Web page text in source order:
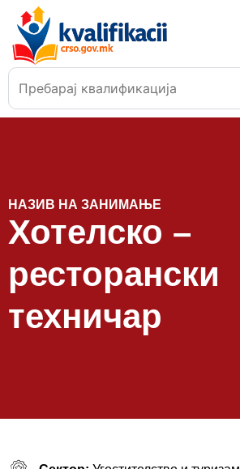
НАЗИВ НА ЗАНИМАЊЕ
Хотелско –
ресторански
техничар